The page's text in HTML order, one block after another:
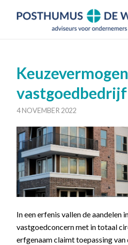
Keuzevermogen
vastgoedbedrijf
4 NOVEMBER 2022
In een erfenis vallen de aandelen
vastgoedconcern met in totaal
erfgenaam claimt toepassing van